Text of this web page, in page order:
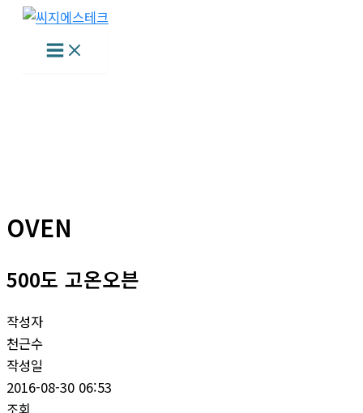
OVEN
500도 고온오븐
작성자
천근수
작성일
2016-08-30 06:53